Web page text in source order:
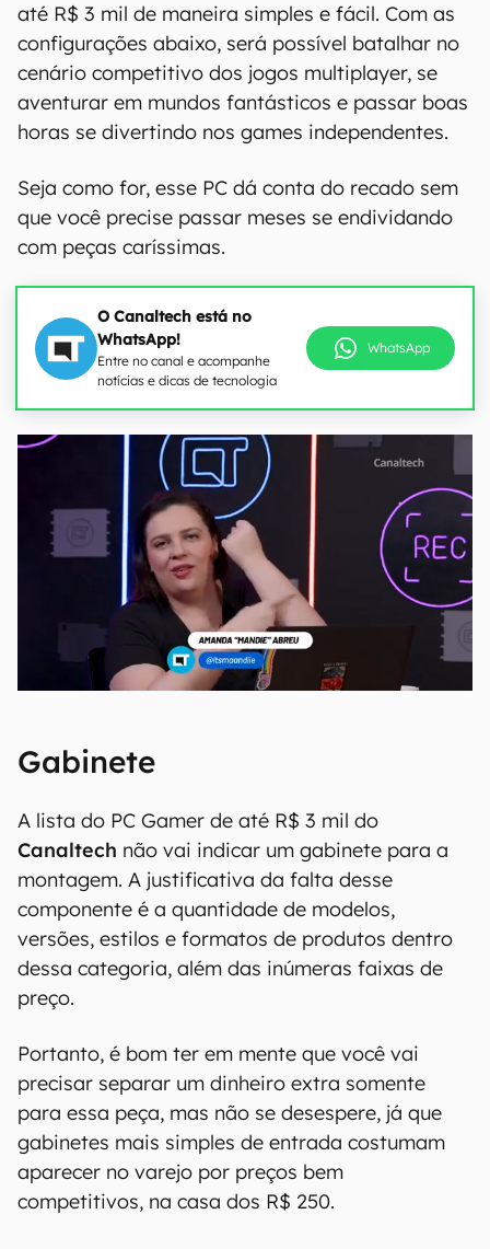
até R$ 3 mil de maneira simples e fácil. Com as
configurações abaixo, será possível batalhar no
cenário competitivo dos jogos multiplayer, se
aventurar em mundos fantásticos e passar boas
horas se divertindo nos games independentes.
Seja como for, esse PC dá conta do recado sem
que você precise passar meses se endividando
com peças caríssimas.
O Canaltech está no
WhatsApp!
Entre no canal e acompanhe
notícias e dicas de tecnologia
WhatsApp
Gabinete
A lista do PC Gamer de até R$ 3 mil do
Canaltech não vai indicar um gabinete para a
montagem. A justificativa da falta desse
componente é a quantidade de modelos,
versões, estilos e formatos de produtos dentro
dessa categoria, além das inúmeras faixas de
preço.
Portanto, é bom ter em mente que você vai
precisar separar um dinheiro extra somente
para essa peça, mas não se desespere, já que
gabinetes mais simples de entrada costumam
aparecer no varejo por preços bem
competitivos, na casa dos R$ 250.